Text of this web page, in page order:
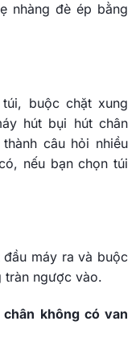
nhàng đè ép bằng
buộc chặt xung
hút bụi hút chân
câu hỏi nhiều
nếu bạn chọn túi
máy ra và buộc
tràn ngược vào.
không có van